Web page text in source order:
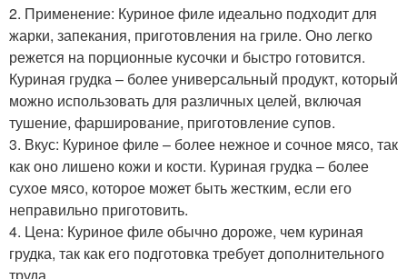
2. Применение: Куриное филе идеально подходит для
жарки, запекания, приготовления на гриле. Оно легко
режется на порционные кусочки и быстро готовится.
Куриная грудка – более универсальный продукт, который
можно использовать для различных целей, включая
тушение, фарширование, приготовление супов.
3. Вкус: Куриное филе – более нежное и сочное мясо, так
как оно лишено кожи и кости. Куриная грудка – более
сухое мясо, которое может быть жестким, если его
неправильно приготовить.
4. Цена: Куриное филе обычно дороже, чем куриная
грудка, так как его подготовка требует дополнительного